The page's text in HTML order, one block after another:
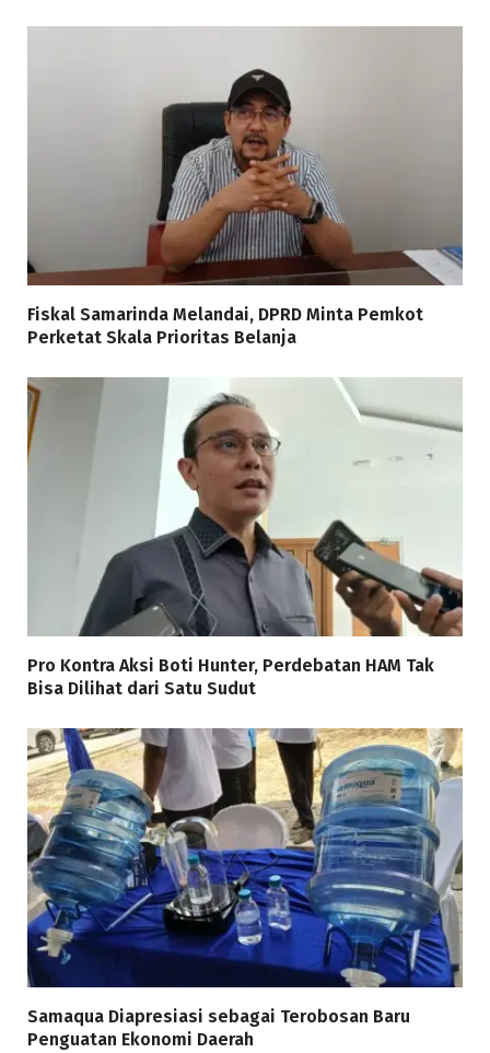
Fiskal Samarinda Melandai, DPRD Minta Pemkot
Perketat Skala Prioritas Belanja
Pro Kontra Aksi Boti Hunter, Perdebatan HAM Tak
Bisa Dilihat dari Satu Sudut
Samaqua Diapresiasi sebagai Terobosan Baru
Penguatan Ekonomi Daerah